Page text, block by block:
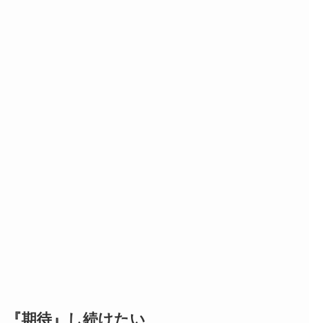
『期待』し続けたい